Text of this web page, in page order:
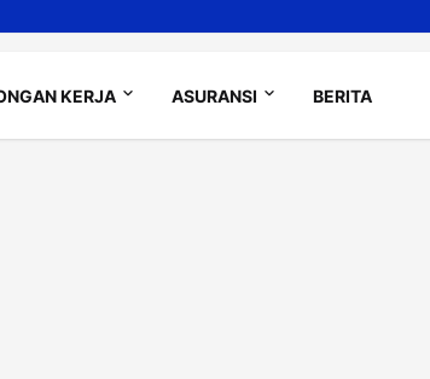
KERJA ASURANSI BERITA